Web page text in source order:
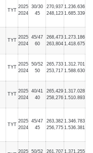
TYT
2025
2024
30/30
45
270,937
248,123
1.236.636
1.685.339
TYT
2025
2024
45/47
60
268,473
263,804
1.273.186
1.418.675
TYT
2025
2024
50/52
50
265,733
253,717
1.312.701
1.588.630
TYT
2025
2024
40/41
40
265,429
258,276
1.317.028
1.510.893
TYT
2025
2024
45/47
45
263,382
256,775
1.346.783
1.536.381
2025 50/52
261,707 1.371.255